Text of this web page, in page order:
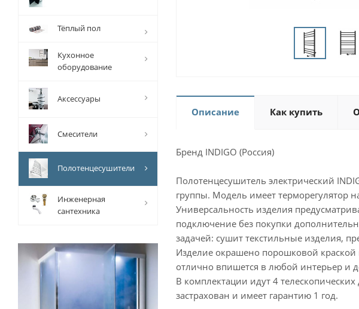
Описание Как купить
Бренд INDIGO (Россия)
Полотенцесушитель электрический
группы. Модель имеет терморегулятор
Универсальность изделия
подключение без покупки
задачей: сушит текстильные изделия,
Изделие окрашено порошковой
отлично впишется в любой интерьер и
В комплектации идут 4
застрахован и имеет гарантию 1 год.
Тёплый пол
Кухонное
оборудование
Аксессуары
Смесители
Полотенцесушители
Инженерная
сантехника